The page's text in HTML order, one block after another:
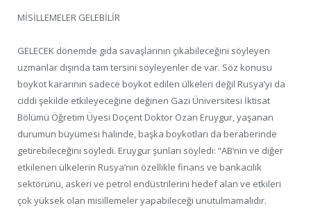
MİSİLLEMELER GELEBİLİR
GELECEK dönemde gıda savaşlarının çıkabileceğini söyleyen
uzmanlar dışında tam tersini söyleyenler de var. Söz konusu
boykot kararının sadece boykot edilen ülkeleri değil Rusya’yı da
ciddi şekilde etkileyeceğine değinen Gazi Üniversitesi İktisat
Bölümü Öğretim Üyesi Doçent Doktor Ozan Eruygur, yaşanan
durumun büyümesi halinde, başka boykotları da beraberinde
getirebileceğini söyledi. Eruygur şunları söyledi: “AB’nin ve diğer
etkilenen ülkelerin Rusya’nın özellikle finans ve bankacılık
sektörünü, askeri ve petrol endüstrilerini hedef alan ve etkileri
çok yüksek olan misillemeler yapabileceği unutulmamalıdır.